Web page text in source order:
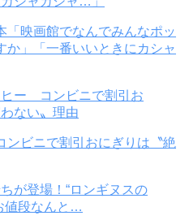
「映画館でなんでみんなポッ
か」「一番いいときにカシャ
ビニで割引おにぎりは〝絶